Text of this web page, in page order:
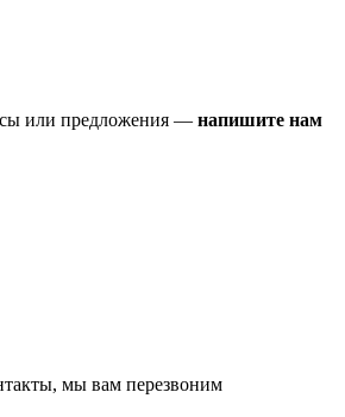
или предложения — напишите нам
мы вам перезвоним